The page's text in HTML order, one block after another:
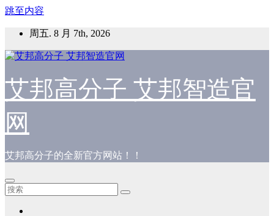
跳至内容
周五. 8 月 7th, 2026
艾邦高分子 艾邦智造官
网
艾邦高分子的全新官方网站！！